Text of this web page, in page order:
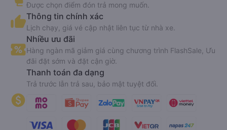
Được chọn điểm đón trả mong muốn.
Thông tin chính xác
Lịch chạy, giá vé cập nhật liên tục từ nhà xe.
Nhiều ưu đãi
Hàng ngàn mã giảm giá cùng chương trình FlashSale, Ưu
đãi đặt sớm và đặt cận giờ.
Thanh toán đa dạng
Trả trước lẫn trả sau, bảo mật tuyệt đối.